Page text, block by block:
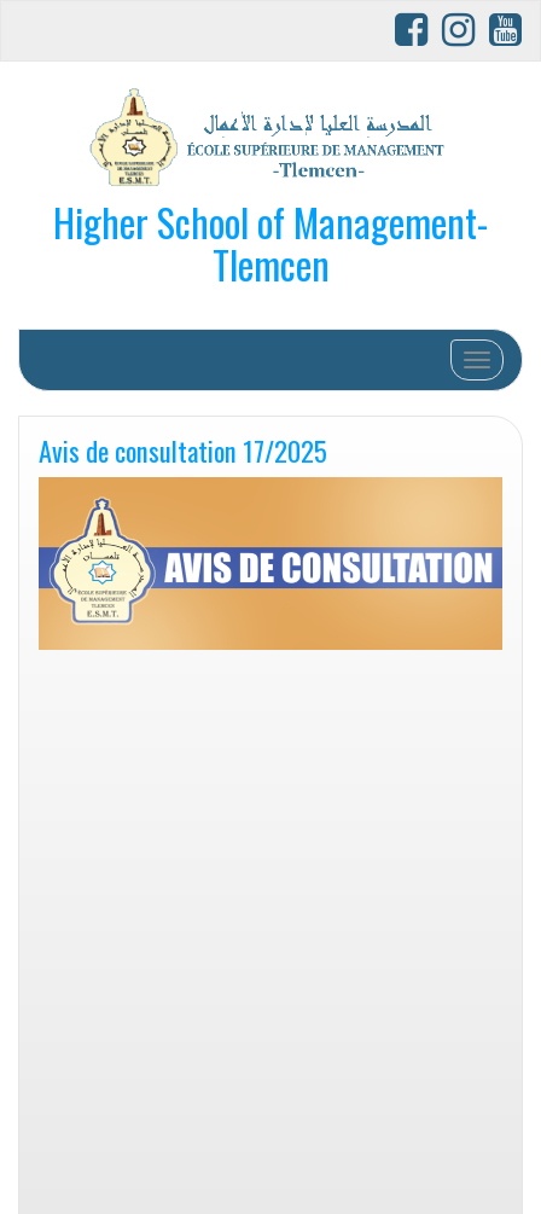
Higher School of Management-
Tlemcen
Afficher/
Avis de consultation 17/2025